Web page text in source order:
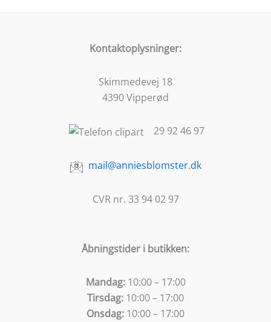
Kontaktoplysninger:
Skimmedevej 18
4390 Vipperød
29 92 46 97
mail@anniesblomster.dk
CVR nr. 33 94 02 97
Åbningstider i butikken:
Mandag: 10:00 – 17:00
Tirsdag: 10:00 – 17:00
Onsdag: 10:00 – 17:00